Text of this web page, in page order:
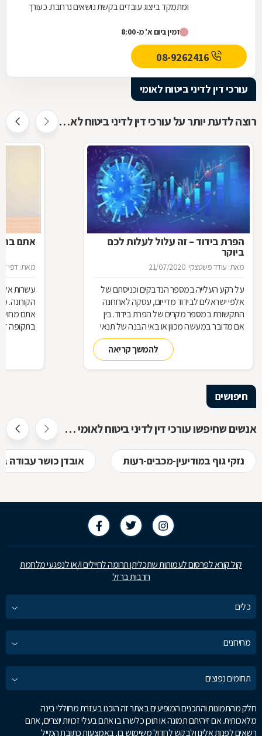
ומתמקד בייצוג עובדים בקשת נושאים נרחבת. כעורך
זמין ביום א' מ-8:00
עורכי דין לדיני ביטוח לאומי
רוצה לדעת יותר על עורכי דין לדיני ביטוח לאומי ?
הפרת בידוד – זה עלול לעלות לכם
ביוקר
מאת: עודד פשטצקי 21/07/2020
על רקע העלייה במספר הנדבקים וכניסתם של
אלפי ישראלים לבידוד מדי יום, עסקה לאחרונה
התקשורת במספר מקרים של הפרת בידוד. בין
אם מדובר במעשה מכוון או באי הבנה של תנאי
הבידוד, להפרת הבידוד ישנן השלכות אותן חשוב
להמשך קריאה
אתם
מאת: דפי
עשרות
הקורונה.
אתם
בתקופה
חיפושים
אנשים שחיפשו עורכי דין לדיני ביטוח לאומי חיפשו גם
נזקי גוף במודיעין-מכבים-רעות אובדן כושר עבודה
קול קורא לפרסום לעמותות שתכליתן תרומה לחיילים ו/או לנפגעי מלחמת
חרבות ברזל
כלים
מחירונים
תחומים נפוצים
חלק מהתמונות והתכנים המופיעים באתר זה הוכנו בעזרת מחוללי בינה
מלאכותית. אם זיהיתם תמונה או תוכן כלשהו בו אתם בעלי זכויות יוצרים, אתם
רשאים לפנות אלינו ולבקש לחדול משימוש בו, באמצעות כתובת המייל